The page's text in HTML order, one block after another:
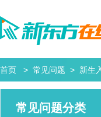
首页 > 常见问题 > 新生
常见问题分类